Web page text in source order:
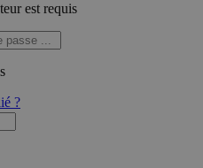
est requis
?